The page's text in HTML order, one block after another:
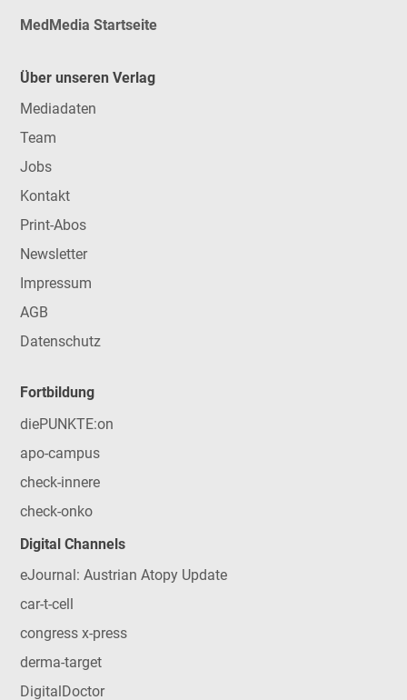
MedMedia Startseite
Über unseren Verlag
Mediadaten
Team
Jobs
Kontakt
Print-Abos
Newsletter
Impressum
AGB
Datenschutz
Fortbildung
diePUNKTE:on
apo-campus
check-innere
check-onko
Digital Channels
eJournal: Austrian Atopy Update
car-t-cell
congress x-press
derma-target
DigitalDoctor